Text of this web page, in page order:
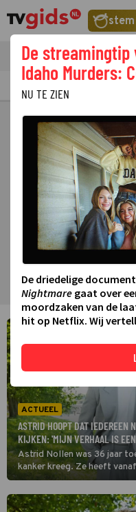
stem
tvgids
ACTUEEL
ASTRID HOOPT DAT IEDEREEN
KIJKEN: 'MIJN VERHAAL IS
Astrid Nollen was 36 jaar
kanker kreeg. Ze heeft
behandelproces. ‘Dat is een
De streamingtip
Idaho Murders:
NU TE ZIEN
De driedelige
Nightmare gaat over
moordzaken van de
hit op Netflix. Wij